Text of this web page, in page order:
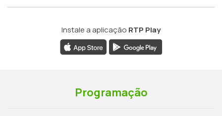
Instale a aplicação RTP Play
Programação